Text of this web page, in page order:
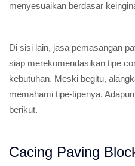
menyesuaikan berdasar
Di sisi lain, jasa pemasangan
siap merekomendasikan tipe
kebutuhan. Meski begitu,
memahami tipe-tipenya.
berikut.
Cacing Paving